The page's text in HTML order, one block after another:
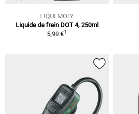
LIQUI MOLY
Liquide de frein DOT 4, 250ml
5,99 €1